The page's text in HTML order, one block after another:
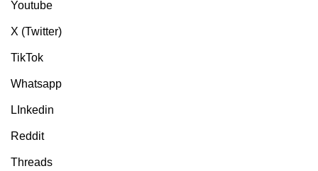
Youtube
X (Twitter)
TikTok
Whatsapp
LInkedin
Reddit
Threads